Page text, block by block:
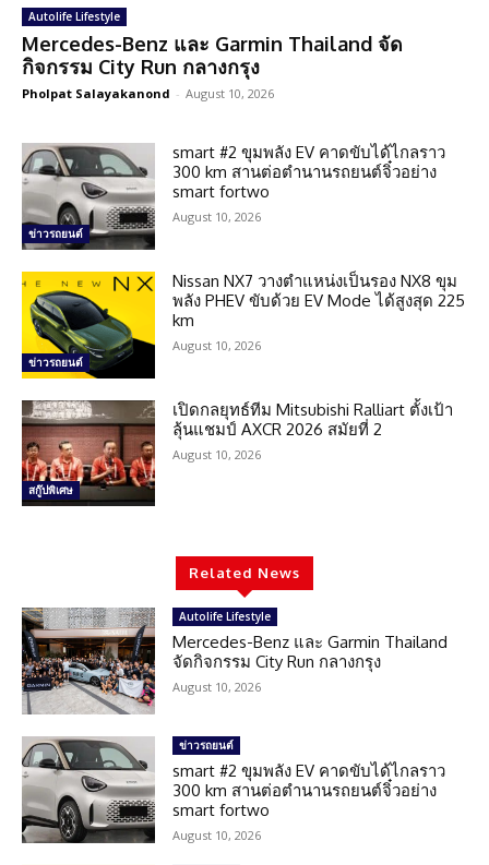
Autolife Lifestyle
Mercedes-Benz และ Garmin Thailand จัด
กิจกรรม City Run กลางกรุง
Pholpat Salayakanond - August 10, 2026
ข่าวรถยนต์
smart #2 ขุมพลัง EV คาดขับได้ไกลราว
300 km สานต่อตำนานรถยนต์จิ๋วอย่าง
smart fortwo
August 10, 2026
ข่าวรถยนต์
Nissan NX7 วางตำแหน่งเป็นรอง NX8 ขุม
พลัง PHEV ขับด้วย EV Mode ได้สูงสุด 225
km
August 10, 2026
สกู๊ปพิเศษ
เปิดกลยุทธ์ทีม Mitsubishi Ralliart ตั้งเป้า
ลุ้นแชมป์ AXCR 2026 สมัยที่ 2
August 10, 2026
Related News
Autolife Lifestyle
Mercedes-Benz และ Garmin Thailand
จัดกิจกรรม City Run กลางกรุง
August 10, 2026
ข่าวรถยนต์
smart #2 ขุมพลัง EV คาดขับได้ไกลราว
300 km สานต่อตำนานรถยนต์จิ๋วอย่าง
smart fortwo
August 10, 2026